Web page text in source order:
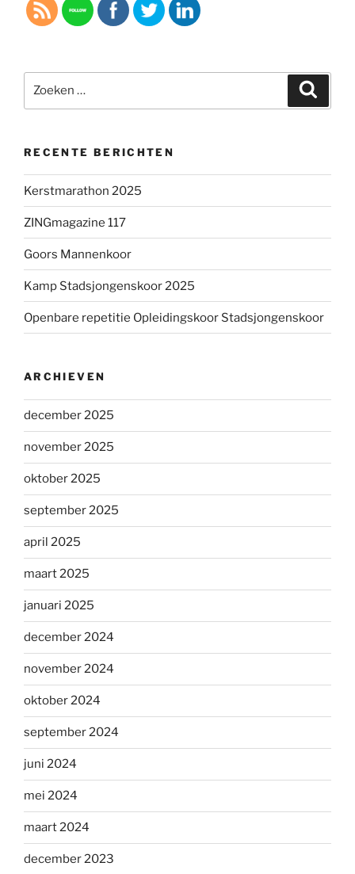
naar:
RECENTE BERICHTEN
Kerstmarathon 2025
ZINGmagazine 117
Goors Mannenkoor
Kamp Stadsjongenskoor 2025
Openbare repetitie Opleidingskoor Stadsjongenskoor
ARCHIEVEN
december 2025
november 2025
oktober 2025
september 2025
april 2025
maart 2025
januari 2025
december 2024
november 2024
oktober 2024
september 2024
juni 2024
mei 2024
maart 2024
december 2023